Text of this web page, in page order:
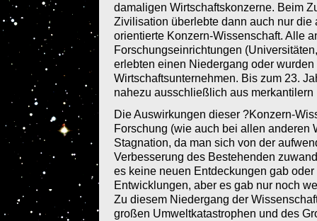
damaligen Wirtschaftskonzerne. Beim
Zivilisation überlebte dann auch nur
orientierte Konzern-Wissenschaft. Alle
Forschungseinrichtungen
erlebten einen Niedergang oder wurden
Wirtschaftsunternehmen. Bis zum 23.
nahezu ausschließlich aus merkantilern
Die Auswirkungen dieser ?Konzern-
Forschung (wie auch bei allen anderen
Stagnation, da man sich von der
Verbesserung des Bestehenden
es keine neuen Entdeckungen gab
Entwicklungen, aber es gab nur noch
Zu diesem Niedergang der
großen Umweltkatastrophen und des